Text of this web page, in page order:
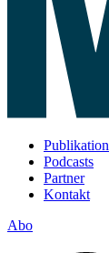
Publikation
Podcasts
Partner
Kontakt
Abo